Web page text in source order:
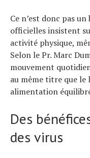
Ce n’est donc pas
officielles insistent
activité physique,
Selon le Pr. Marc
mouvement
au même titre que le
alimentation
Des
des virus